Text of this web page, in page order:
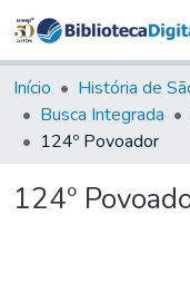
Início História de
Busca Integrada
124º Povoador
124º